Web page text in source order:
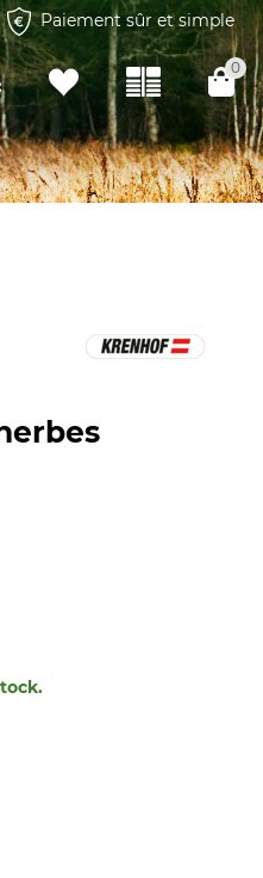
Paiement sûr et simple
0